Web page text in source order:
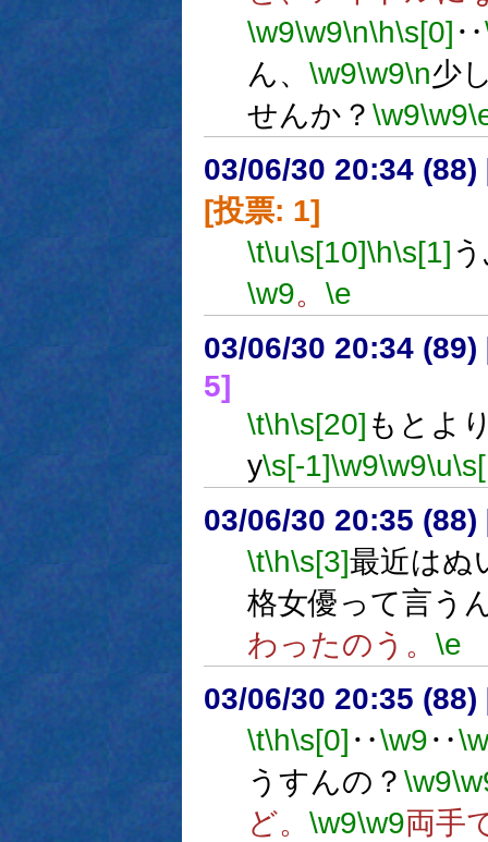
\w9\w9\n\h\s[0] ‥
ん、 \w9\w9\n少
せんか？ \w9\w9
03/06/30 20:34 (88)
[投票: 1]
\t\u\s[10]\h\s[1]
\w9。 \e
03/06/30 20:34 (89)
5]
\t\h\s[20] もとよ
y\s[-1]\w9\w9\u
03/06/30 20:35 (88)
\t\h\s[3]最近はぬ
格女優って言う
わったのう。 \e
03/06/30 20:35 (88)
\t\h\s[0] ‥\w9‥
うすんの？ \w9
ど。 \w9\w9両手